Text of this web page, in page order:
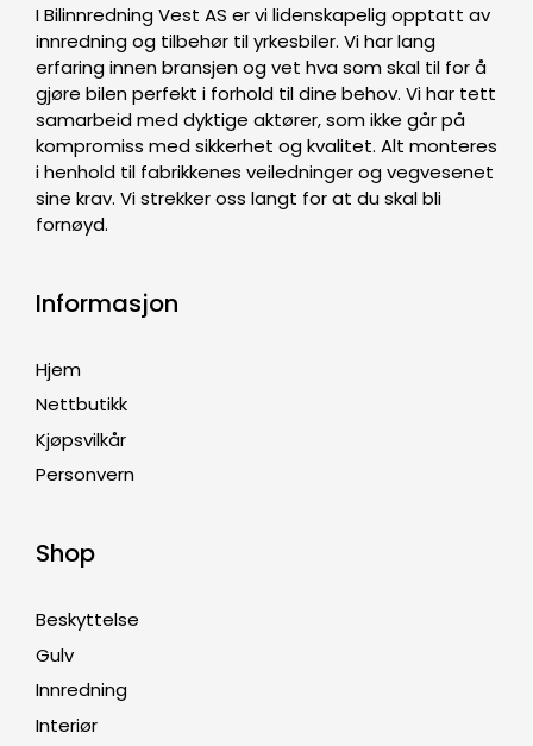
I Bilinnredning Vest AS er vi lidenskapelig opptatt av
innredning og tilbehør til yrkesbiler. Vi har lang
erfaring innen bransjen og vet hva som skal til for å
gjøre bilen perfekt i forhold til dine behov. Vi har tett
samarbeid med dyktige aktører, som ikke går på
kompromiss med sikkerhet og kvalitet. Alt monteres
i henhold til fabrikkenes veiledninger og vegvesenet
sine krav. Vi strekker oss langt for at du skal bli
fornøyd.
Informasjon
Hjem
Nettbutikk
Kjøpsvilkår
Personvern
Shop
Beskyttelse
Gulv
Innredning
Interiør